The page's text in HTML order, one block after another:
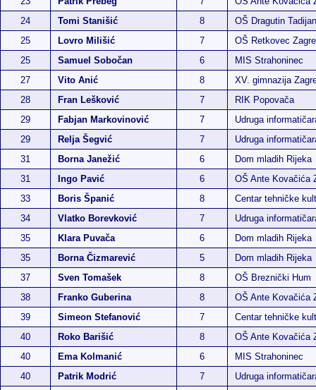
24
Tomi Stanišić 8
OŠ Dragutin
25
Lovro Milišić 7
OŠ Retkovec
25
Samuel Sobočan 6
MIS Strahoninec
27
Vito Anić 8
XV. gimnazija
28
Fran Lešković 7
RIK Popovača
29
Fabjan Markovinović 7
Udruga
29
Relja Šegvić 7
Udruga
31
Borna Janežić 6
Dom mladih Rijeka
31
Ingo Pavić 6
OŠ Ante Kovačića
33
Boris Španić 8
Centar tehničke
34
Vlatko Borevković 7
Udruga
35
Klara Puvača 6
Dom mladih Rijeka
35
Borna Čizmarević 5
Dom mladih Rijeka
37
Sven Tomašek 8
OŠ Breznički Hum
38
Franko Guberina 8
OŠ Ante Kovačića
39
Simeon Stefanović 7
Centar tehničke
40
Roko Barišić 8
OŠ Ante Kovačića
40
Ema Kolmanić 6
MIS Strahoninec
40
Patrik Modrić 7
Udruga